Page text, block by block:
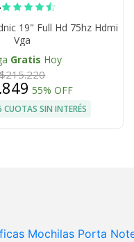
19" Full Hd 75hz Hdmi
Vga
Gratis Hoy
$215.220
55% OFF
CUOTAS SIN INTERÉS
Mochilas Porta